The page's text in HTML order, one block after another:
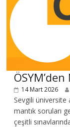
14 Mart 2026
Sevgili üniversite
mantık soruları
çeşitli